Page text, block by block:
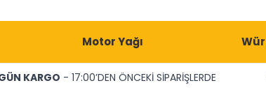
Motor Yağı
KARGO - 17:00’DEN ÖNCEKİ SİPARİŞLERDE